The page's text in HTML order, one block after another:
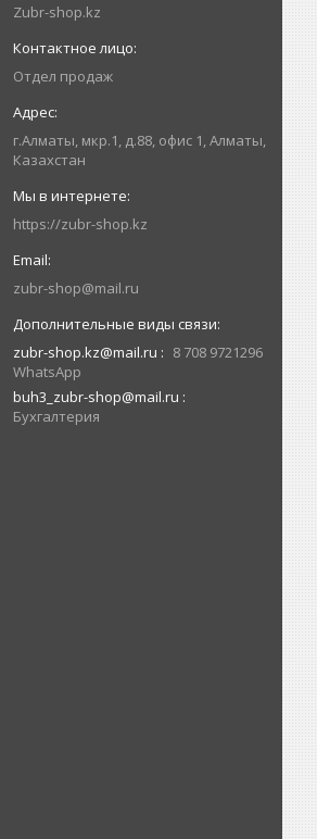
Zubr-shop.kz
Отдел продаж
г.Алматы, мкр.1, д.88, офис 1, Алматы,
Казахстан
https://zubr-shop.kz
zubr-shop@mail.ru
zubr-shop.kz@mail.ru
8 708 9721296
WhatsApp
buh3_zubr-shop@mail.ru
Бухгалтерия